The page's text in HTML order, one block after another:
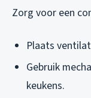
Zorg voor een
Plaats
Gebruik
keukens.